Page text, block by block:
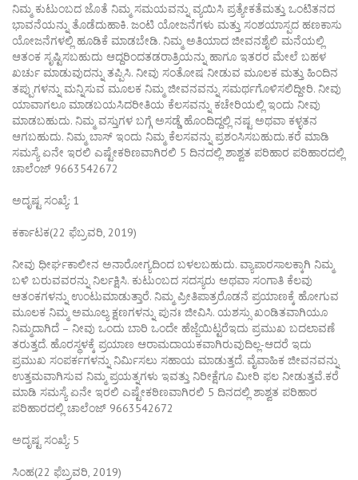
ನಿಮ್ಮ ಕುಟುಂಬದ ಜೊತೆ ನಿಮ್ಮ ಸಮಯವನ್ನು ವ್ಯಯಿಸಿ ಪ್ರತ್ಯೇಕತೆಮತ್ತು ಒಂಟಿತನದ
ಭಾವನೆಯನ್ನು ತೊಡೆದುಹಾಕಿ. ಜಂಟಿ ಯೋಜನೆಗಳು ಮತ್ತು ಸಂಶಯಾಸ್ಪದ ಹಣಕಾಸು
ಯೋಜನೆಗಳಲ್ಲಿ ಹೂಡಿಕೆ ಮಾಡಬೇಡಿ. ನಿಮ್ಮ ಅತಿಯಾದ ಜೀವನಶೈಲಿ ಮನೆಯಲ್ಲಿ
ಆತಂಕ ಸೃಷ್ಟಿಸಬಹುದು ಆದ್ದರಿಂದತಡರಾತ್ರಿಯನ್ನು ಹಾಗೂ ಇತರರ ಮೇಲೆ ಬಹಳ
ಖರ್ಚು ಮಾಡುವುದನ್ನು ತಪ್ಪಿಸಿ. ನೀವು ಸಂತೋಷ ನೀಡುವ ಮೂಲಕ ಮತ್ತು ಹಿಂದಿನ
ತಪ್ಪುಗಳನ್ನು ಮನ್ನಿಸುವ ಮೂಲಕ ನಿಮ್ಮ ಜೀವನವನ್ನು ಸಮರ್ಥಗೊಳಿಸಲಿದ್ದೀರಿ. ನೀವು
ಯಾವಾಗಲೂ ಮಾಡಬಯಸಿದರೀತಿಯ ಕೆಲಸವನ್ನು ಕಚೇರಿಯಲ್ಲಿ ಇಂದು ನೀವು
ಮಾಡಬಹುದು. ನಿಮ್ಮ ವಸ್ತುಗಳ ಬಗ್ಗೆ ಅಸಡ್ಡೆ ಹೊಂದಿದ್ದಲ್ಲಿ ನಷ್ಟ ಅಥವಾ ಕಳ್ಳತನ
ಆಗಬಹುದು. ನಿಮ್ಮ ಬಾಸ್ ಇಂದು ನಿಮ್ಮ ಕೆಲಸವನ್ನು ಪ್ರಶಂಸಿಸಬಹುದು.ಕರೆ ಮಾಡಿ
ಸಮಸ್ಯೆ ಏನೇ ಇರಲಿ ಎಷ್ಟೇಕಠಿಣವಾಗಿರಲಿ 5 ದಿನದಲ್ಲಿ ಶಾಶ್ವತ ಪರಿಹಾರ ಪರಿಹಾರದಲ್ಲಿ
ಚಾಲೆಂಜ್ 9663542672
ಅದೃಷ್ಟ ಸಂಖ್ಯೆ: 1
ಕರ್ಕಾಟಕ(22 ಫೆಬ್ರವರಿ, 2019)
ನೀವು ಧೀರ್ಘಕಾಲೀನ ಅನಾರೋಗ್ಯದಿಂದ ಬಳಲಬಹುದು. ವ್ಯಾಪಾರಸಾಲಕ್ಕಾಗಿ ನಿಮ್ಮ
ಬಳಿ ಬರುವವರನ್ನು ನಿರ್ಲಕ್ಷಿಸಿ. ಕುಟುಂಬದ ಸದಸ್ಯರು ಅಥವಾ ಸಂಗಾತಿ ಕೆಲವು
ಆತಂಕಗಳನ್ನು ಉಂಟುಮಾಡುತ್ತಾರೆ. ನಿಮ್ಮ ಪ್ರೀತಿಪಾತ್ರರೊಡನೆ ಪ್ರಯಾಣಕ್ಕೆ ಹೋಗುವ
ಮೂಲಕ ನಿಮ್ಮ ಅಮೂಲ್ಯ ಕ್ಷಣಗಳನ್ನು ಪುನಃ ಜೀವಿಸಿ. ಯಶಸ್ಸು ಖಂಡಿತವಾಗಿಯೂ
ನಿಮ್ಮದಾಗಿದೆ – ನೀವು ಒಂದು ಬಾರಿ ಒಂದೇ ಹೆಜ್ಜೆಯಿಟ್ಟರೆಇದು ಪ್ರಮುಖ ಬದಲಾವಣೆ
ತರುತ್ತದೆ. ಹೊರಸ್ಥಳಕ್ಕೆ ಪ್ರಯಾಣ ಆರಾಮದಾಯಕವಾಗಿರುವುದಿಲ್ಲ-ಆದರೆ ಇದು
ಪ್ರಮುಖ ಸಂಪರ್ಕಗಳನ್ನು ನಿರ್ಮಿಸಲು ಸಹಾಯ ಮಾಡುತ್ತದೆ. ವೈವಾಹಿಕ ಜೀವನವನ್ನು
ಉತ್ತಮವಾಗಿಸುವ ನಿಮ್ಮ ಪ್ರಯತ್ನಗಳು ಇವತ್ತು ನಿರೀಕ್ಷೆಗೂ ಮೀರಿ ಫಲ ನೀಡುತ್ತವೆ.ಕರೆ
ಮಾಡಿ ಸಮಸ್ಯೆ ಏನೇ ಇರಲಿ ಎಷ್ಟೇಕಠಿಣವಾಗಿರಲಿ 5 ದಿನದಲ್ಲಿ ಶಾಶ್ವತ ಪರಿಹಾರ
ಪರಿಹಾರದಲ್ಲಿ ಚಾಲೆಂಜ್ 9663542672
ಅದೃಷ್ಟ ಸಂಖ್ಯೆ: 5
ಸಿಂಹ(22 ಫೆಬ್ರವರಿ, 2019)